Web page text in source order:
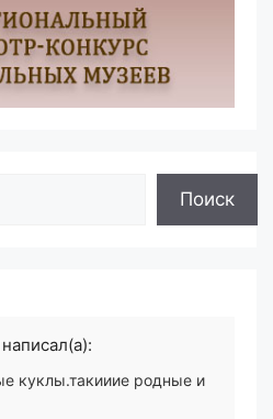
Поиск
написал(а):
куклы.такииие родные и